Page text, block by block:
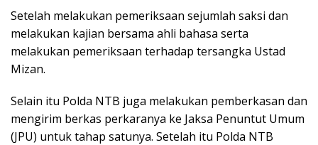
Setelah melakukan pemeriksaan sejumlah saksi dan
melakukan kajian bersama ahli bahasa serta
melakukan pemeriksaan terhadap tersangka Ustad
Mizan.
Selain itu Polda NTB juga melakukan pemberkasan dan
mengirim berkas perkaranya ke Jaksa Penuntut Umum
(JPU) untuk tahap satunya. Setelah itu Polda NTB